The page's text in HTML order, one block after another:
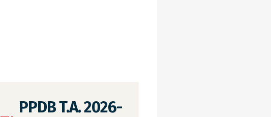
PPDB T.A. 2026-